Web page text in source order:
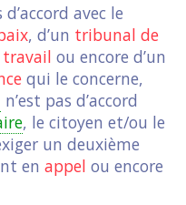
avec le
, d’un tribunal de
ou encore d’un
qui le concerne,
n’est pas d’accord
, le citoyen et/ou le
un deuxième
en appel ou encore